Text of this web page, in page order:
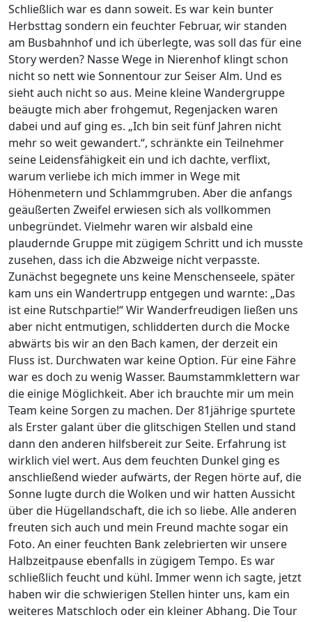
Schließlich war es dann soweit. Es war kein bunter
Herbsttag sondern ein feuchter Februar, wir standen
am Busbahnhof und ich überlegte, was soll das für eine
Story werden? Nasse Wege in Nierenhof klingt schon
nicht so nett wie Sonnentour zur Seiser Alm. Und es
sieht auch nicht so aus. Meine kleine Wandergruppe
beäugte mich aber frohgemut, Regenjacken waren
dabei und auf ging es. „Ich bin seit fünf Jahren nicht
mehr so weit gewandert.“, schränkte ein Teilnehmer
seine Leidensfähigkeit ein und ich dachte, verflixt,
warum verliebe ich mich immer in Wege mit
Höhenmetern und Schlammgruben. Aber die anfangs
geäußerten Zweifel erwiesen sich als vollkommen
unbegründet. Vielmehr waren wir alsbald eine
plaudernde Gruppe mit zügigem Schritt und ich musste
zusehen, dass ich die Abzweige nicht verpasste.
Zunächst begegnete uns keine Menschenseele, später
kam uns ein Wandertrupp entgegen und warnte: „Das
ist eine Rutschpartie!“ Wir Wanderfreudigen ließen uns
aber nicht entmutigen, schlidderten durch die Mocke
abwärts bis wir an den Bach kamen, der derzeit ein
Fluss ist. Durchwaten war keine Option. Für eine Fähre
war es doch zu wenig Wasser. Baumstammklettern war
die einige Möglichkeit. Aber ich brauchte mir um mein
Team keine Sorgen zu machen. Der 81jährige spurtete
als Erster galant über die glitschigen Stellen und stand
dann den anderen hilfsbereit zur Seite. Erfahrung ist
wirklich viel wert. Aus dem feuchten Dunkel ging es
anschließend wieder aufwärts, der Regen hörte auf, die
Sonne lugte durch die Wolken und wir hatten Aussicht
über die Hügellandschaft, die ich so liebe. Alle anderen
freuten sich auch und mein Freund machte sogar ein
Foto. An einer feuchten Bank zelebrierten wir unsere
Halbzeitpause ebenfalls in zügigem Tempo. Es war
schließlich feucht und kühl. Immer wenn ich sagte, jetzt
haben wir die schwierigen Stellen hinter uns, kam ein
weiteres Matschloch oder ein kleiner Abhang. Die Tour